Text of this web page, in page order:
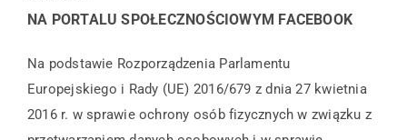
NA PORTALU SPOŁECZNOŚCIOWYM FACEBOOK
Na podstawie Rozporządzenia Parlamentu
Europejskiego i Rady (UE) 2016/679 z dnia 27 kwietnia
2016 r. w sprawie ochrony osób fizycznych w związku z